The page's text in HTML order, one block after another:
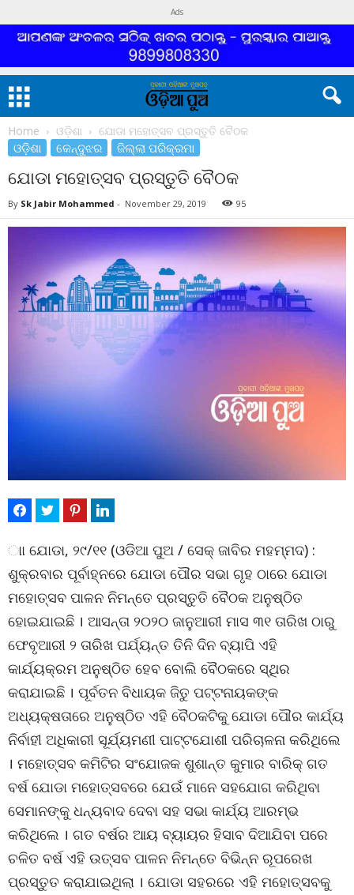
Ads
Home ଓଡ଼ିଶା ଯୋଡା ମହୋତ୍ସବ ପ୍ରସ୍ତୁତି ବୈଠକ
ଓଡ଼ିଶା କେନ୍ଦୁଝର ଜିଲ୍ଲା ପରିକ୍ରମା
ଯୋଡା ମହୋତ୍ସବ ପ୍ରସ୍ତୁତି ବୈଠକ
By Sk Jabir Mohammed - November 29, 2019 95
ାା ଯୋଡା, ୨୯/୧୧ (ଓଡିଆ ପୁଅ / ସେକ୍ ଜାବିର ମହମ୍ମଦ) :
ଶୁକ୍ରବାର ପୂର୍ବାହ୍ନରେ ଯୋଡା ପୌର ସଭା ଗୃହ ଠାରେ ଯୋଡା
ମହୋତ୍ସବ ପାଳନ ନିମନ୍ତେ ପ୍ରସ୍ତୁତି ବୈଠକ ଅନୁଷ୍ଠିତ
ହୋଇଯାଇଛି । ଆସନ୍ତା ୨୦୨୦ ଜାନୁଆରୀ ମାସ ୩୧ ତାରିଖ ଠାରୁ
ଫେବୃଆରୀ ୨ ତାରିଖ ପର୍ଯ୍ୟନ୍ତ ତିନି ଦିନ ବ୍ୟାପି ଏହି
କାର୍ଯ୍ୟକ୍ରମ ଅନୁଷ୍ଠିତ ହେବ ବୋଲି ବୈଠକରେ ସ୍ଥିର
କରାଯାଇଛି । ପୂର୍ବତନ ବିଧାୟକ ଜିତୁ ପଟ୍ଟନାୟକଙ୍କ
ଅଧ୍ୟକ୍ଷତାରେ ଅନୁଷ୍ଠିତ ଏହି ବୈଠକଟିକୁ ଯୋଡା ପୌର କାର୍ଯ୍ୟ
ନିର୍ବାହୀ ଅଧିକାରୀ ସୂର୍ଯ୍ୟମଣୀ ପାଟ୍ଟଯୋଶୀ ପରିଚାଳନା କରିଥିଲେ
। ମହୋତ୍ସବ କମିଟିର ସଂଯୋଜକ ଶୁଶାନ୍ତ କୁମାର ବାରିକ୍ ଗତ
ବର୍ଷ ଯୋଡା ମହୋତ୍ସବରେ ଯେଉଁ ମାନେ ସହଯୋଗ କରିଥିବା
ସେମାନଙ୍କୁ ଧନ୍ୟବାଦ ଦେବା ସହ ସଭା କାର୍ଯ୍ୟ ଆରମ୍ଭ
କରିଥିଲେ । ଗତ ବର୍ଷର ଆୟ ବ୍ୟାୟର ହିସାବ ଦିଆଯିବା ପରେ
ଚଳିତ ବର୍ଷ ଏହି ଉତ୍ସବ ପାଳନ ନିମନ୍ତେ ବିଭିନ୍ନ ରୂପରେଖ
ପ୍ରସ୍ତୁତ କରାଯାଇଥିଲା । ଯୋଡା ସହରରେ ଏହି ମହୋତ୍ସବକୁ